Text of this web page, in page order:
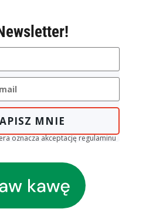
MNIE
oznacza akceptację regulaminu